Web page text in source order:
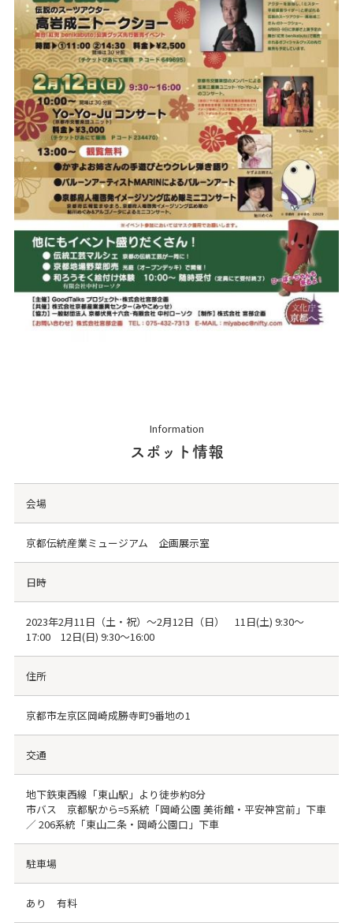
Information
スポット情報
会場
京都伝統産業ミュージアム 企画展示室
日時
2023年2月11日（土・祝）～2月12日（日） 11日(土) 9:30～
17:00 12日(日) 9:30～16:00
住所
京都市左京区岡崎成勝寺町9番地の1
交通
地下鉄東西線「東山駅」より徒歩約8分
市バス 京都駅から=5系統「岡崎公園 美術館・平安神宮前」下車
／ 206系統「東山二条・岡崎公園口」下車
駐車場
あり 有料